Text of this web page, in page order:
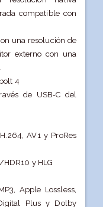
compatible con
una resolución de
externo con una
4
de USB‑C del
AV1 y ProRes
y HLG
Apple Lossless,
Plus y Dolby